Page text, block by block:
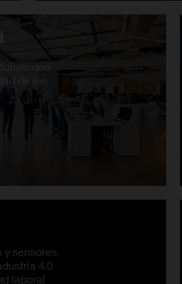
que
de las
sensores
4.0
laboral